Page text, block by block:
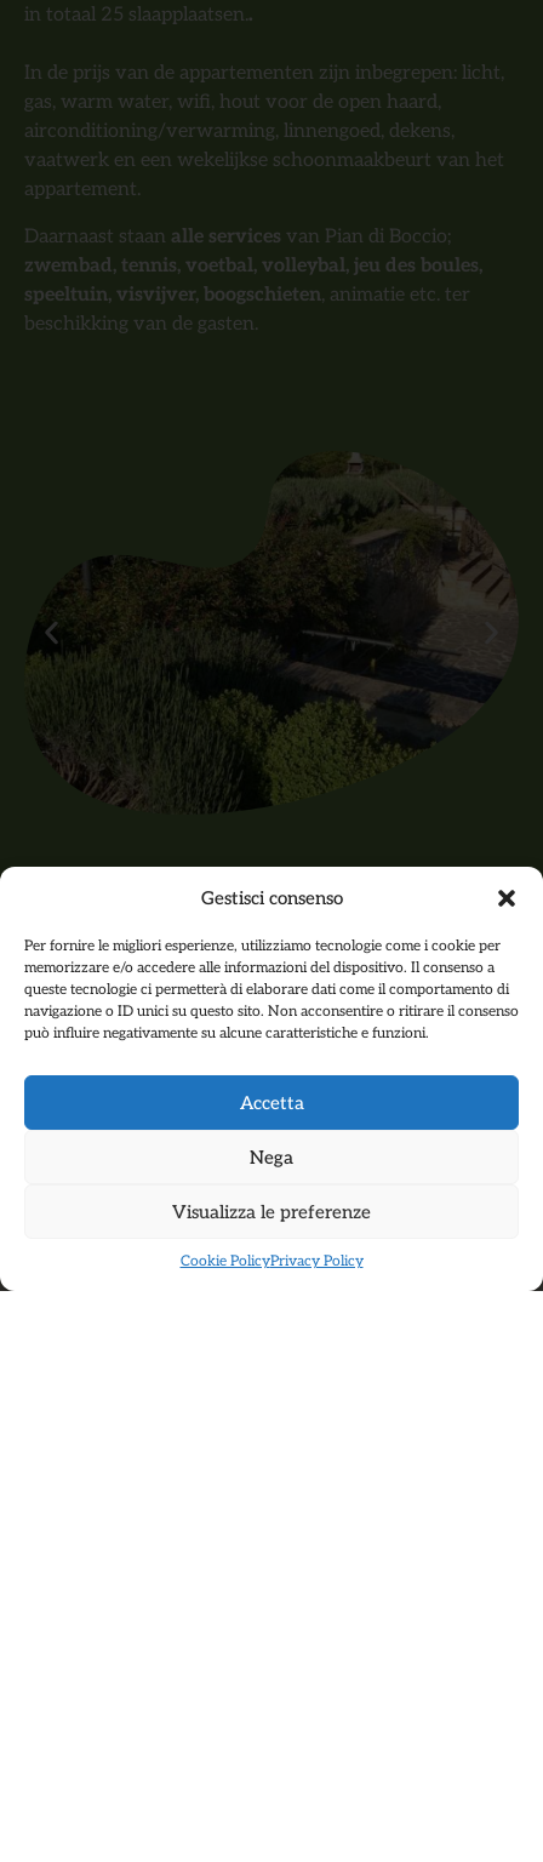
Gestisci consenso
Per fornire le migliori esperienze, utilizziamo tecnologie come i cookie per
memorizzare e/o accedere alle informazioni del dispositivo. Il consenso a
queste tecnologie ci permetterà di elaborare dati come il comportamento di
navigazione o ID unici su questo sito. Non acconsentire o ritirare il consenso
può influire negativamente su alcune caratteristiche e funzioni.
Accetta
Nega
Visualizza le preferenze
Cookie PolicyPrivacy Policy
in totaal 25 slaapplaatsen..
In de prijs van de appartementen zijn inbegrepen: licht,
gas, warm water, wifi, hout voor de open haard,
airconditioning/verwarming, linnengoed, dekens,
vaatwerk en een wekelijkse schoonmaakbeurt van het
appartement.
Daarnaast staan alle services van Pian di Boccio;
zwembad, tennis, voetbal, volleybal, jeu des boules,
speeltuin, visvijver, boogschieten, animatie etc. ter
beschikking van de gasten.
Toeristisch centrum Pian di
Bocciotelt 9 appartementen,
ieder met volledig comfort
(keuken, open haard,
verwarming, een eigen terras,
TV) met in totaal 25
slaapplaatsen.